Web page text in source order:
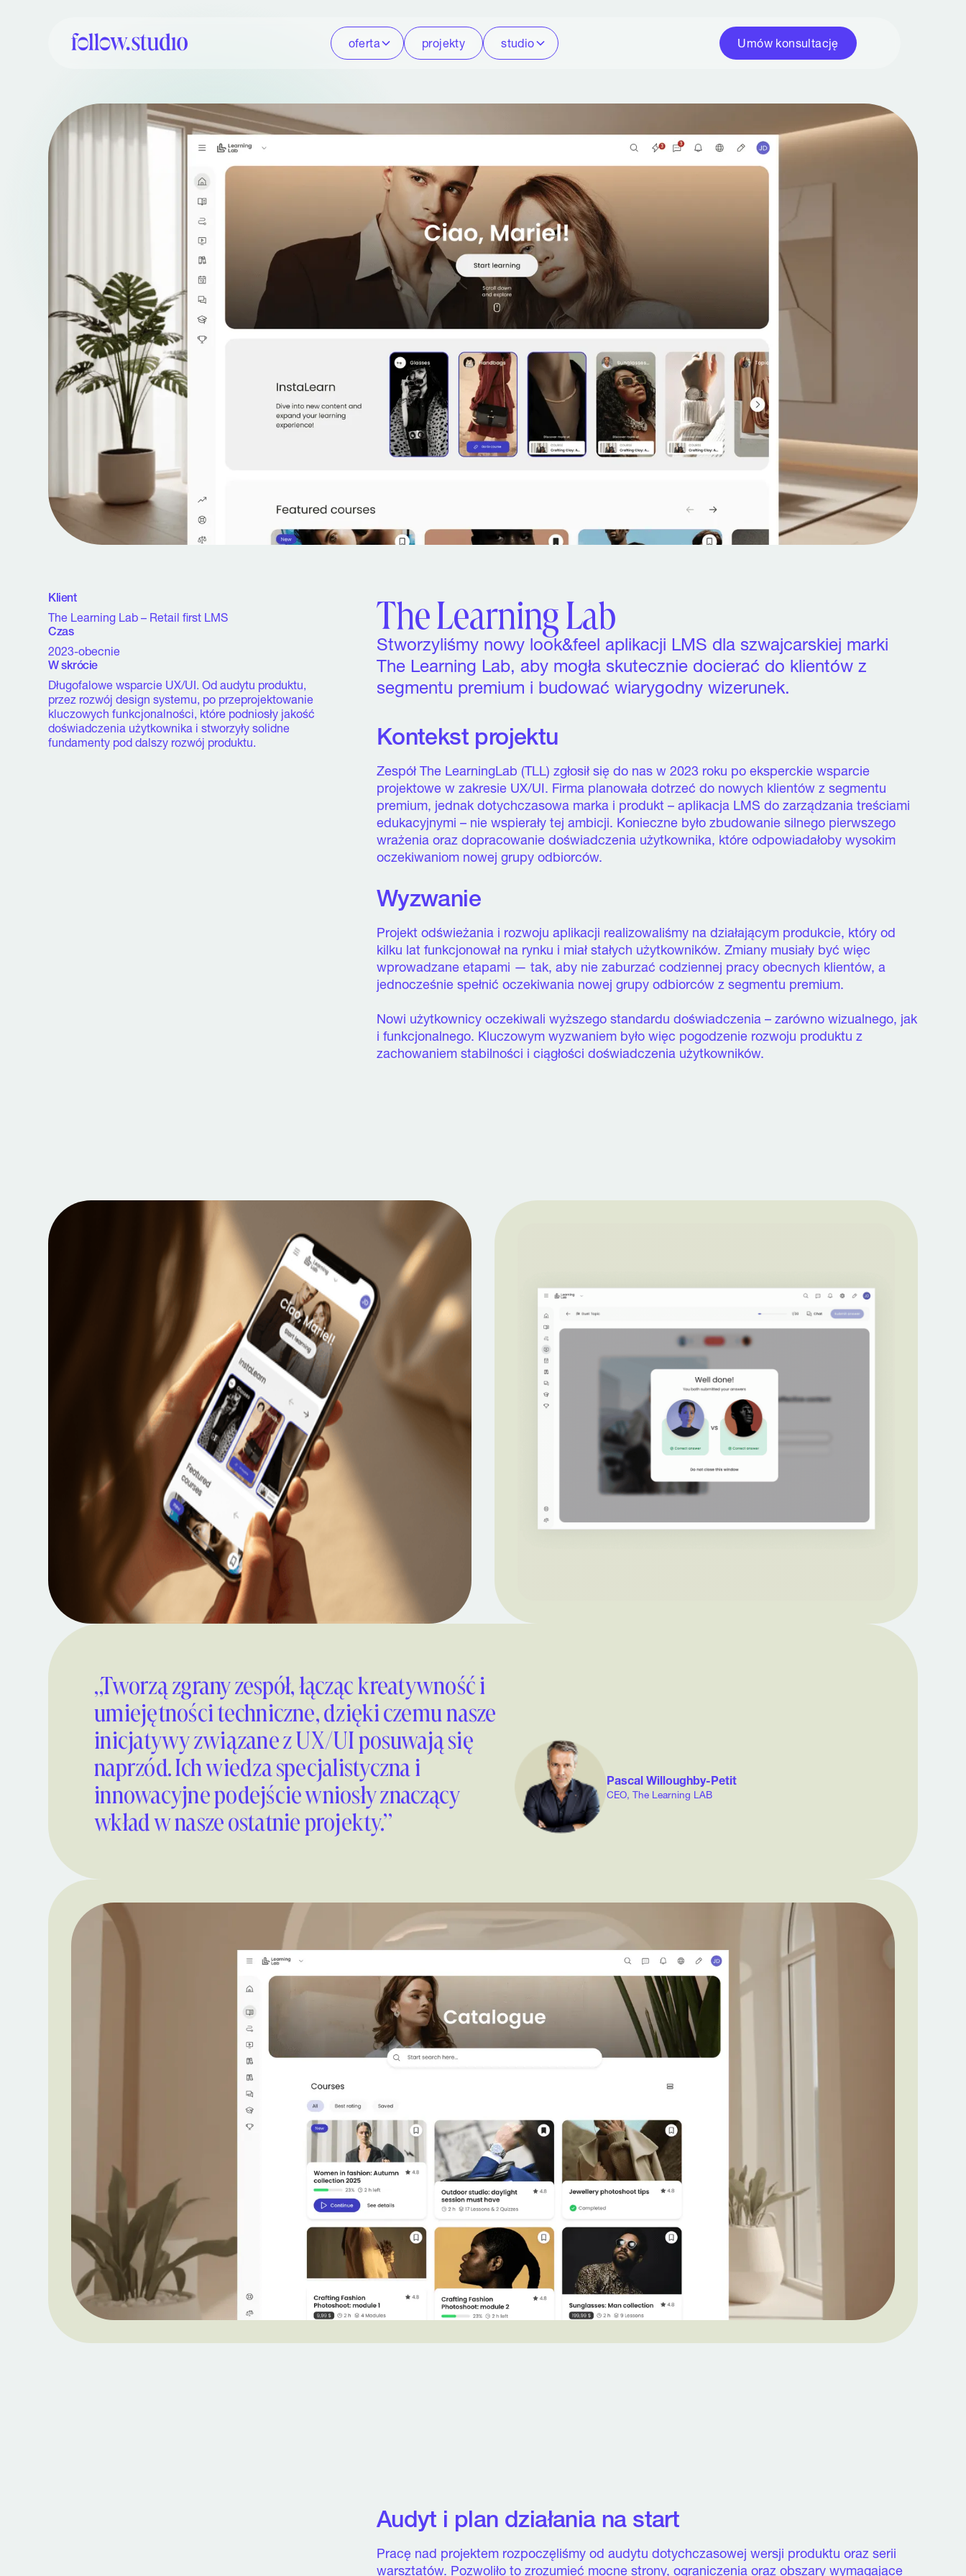
oferta projekty studio Umów konsultację
Klient
The Learning Lab – Retail first LMS
Czas
2023-obecnie
W skrócie
Długofalowe wsparcie UX/UI. Od audytu produktu,
przez rozwój design systemu, po przeprojektowanie
kluczowych funkcjonalności, które podniosły jakość
doświadczenia użytkownika i stworzyły solidne
fundamenty pod dalszy rozwój produktu.
The Learning Lab
Stworzyliśmy nowy look&feel aplikacji LMS dla szwajcarskiej marki
The Learning Lab, aby mogła skutecznie docierać do klientów z
segmentu premium i budować wiarygodny wizerunek.
Kontekst projektu
Zespół The LearningLab (TLL) zgłosił się do nas w 2023 roku po eksperckie wsparcie
projektowe w zakresie UX/UI. Firma planowała dotrzeć do nowych klientów z segmentu
premium, jednak dotychczasowa marka i produkt – aplikacja LMS do zarządzania treściami
edukacyjnymi – nie wspierały tej ambicji. Konieczne było zbudowanie silnego pierwszego
wrażenia oraz dopracowanie doświadczenia użytkownika, które odpowiadałoby wysokim
oczekiwaniom nowej grupy odbiorców.
Wyzwanie
Projekt odświeżania i rozwoju aplikacji realizowaliśmy na działającym produkcie, który od
kilku lat funkcjonował na rynku i miał stałych użytkowników. Zmiany musiały być więc
wprowadzane etapami — tak, aby nie zaburzać codziennej pracy obecnych klientów, a
jednocześnie spełnić oczekiwania nowej grupy odbiorców z segmentu premium.
Nowi użytkownicy oczekiwali wyższego standardu doświadczenia – zarówno wizualnego, jak
i funkcjonalnego. Kluczowym wyzwaniem było więc pogodzenie rozwoju produktu z
zachowaniem stabilności i ciągłości doświadczenia użytkowników.
„Tworzą zgrany zespół, łącząc kreatywność i
umiejętności techniczne, dzięki czemu nasze
inicjatywy związane z UX/UI posuwają się
naprzód. Ich wiedza specjalistyczna i
innowacyjne podejście wniosły znaczący
wkład w nasze ostatnie projekty.”
Pascal Willoughby-Petit
CEO, The Learning LAB
Audyt i plan działania na start
Pracę nad projektem rozpoczęliśmy od audytu dotychczasowej wersji produktu oraz serii
warsztatów. Pozwoliło to zrozumieć mocne strony, ograniczenia oraz obszary wymagające